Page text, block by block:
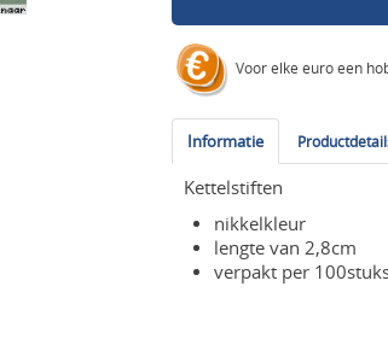
Voor elke euro een
Informatie
Kettelstiften
nikkelkleur
lengte van 2,8cm
verpakt per